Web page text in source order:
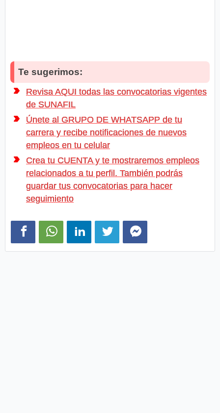
Te sugerimos:
Revisa AQUI todas las convocatorias vigentes
de SUNAFIL
Únete al GRUPO DE WHATSAPP de tu
carrera y recibe notificaciones de nuevos
empleos en tu celular
Crea tu CUENTA y te mostraremos empleos
relacionados a tu perfil. También podrás
guardar tus convocatorias para hacer
seguimiento